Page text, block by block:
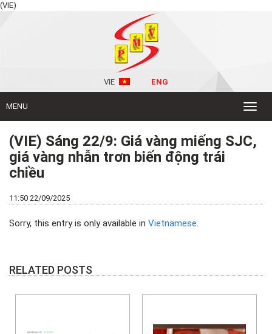
(VIE)
VIE ENG
MENU
(VIE) Sáng 22/9: Giá vàng miếng SJC,
giá vàng nhẫn trơn biến động trái
chiều
11:50 22/09/2025
Sorry, this entry is only available in Vietnamese
RELATED POSTS